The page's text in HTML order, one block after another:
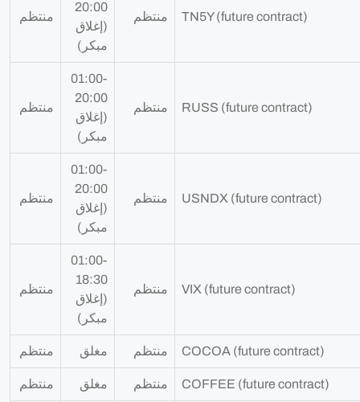
TN5Y (future contract) منتظم
20:00
(إغلاق
مبكر)
منتظم
RUSS (future contract) منتظم
01:00-
20:00
(إغلاق
مبكر)
منتظم
USNDX (future contract) منتظم
01:00-
20:00
(إغلاق
مبكر)
منتظم
VIX (future contract) منتظم
01:00-
18:30
(إغلاق
مبكر)
منتظم
COCOA (future contract) منتظم مغلق منتظم
COFFEE (future contract) منتظم مغلق منتظم